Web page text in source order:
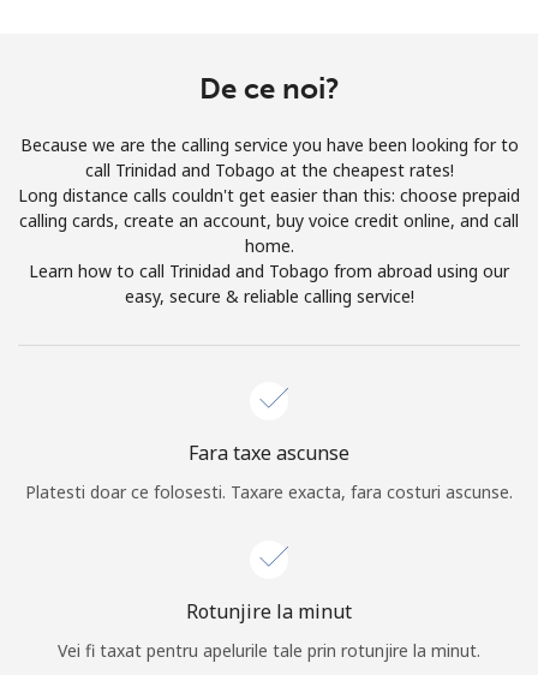
Prin deschiderea unui cont pe acest site, sunt de acord cu
Inregistreaza-te
CREEAZA CONT NOU →
Log in
De ce noi?
Because we are the calling service you have been looking for to
call Trinidad and Tobago at the cheapest rates!
Long distance calls couldn't get easier than this: choose prepaid
calling cards, create an account, buy voice credit online, and call
home.
Learn how to call Trinidad and Tobago from abroad using our
easy, secure & reliable calling service!
Fara taxe ascunse
Platesti doar ce folosesti. Taxare exacta, fara costuri ascunse.
Rotunjire la minut
Vei fi taxat pentru apelurile tale prin rotunjire la minut.